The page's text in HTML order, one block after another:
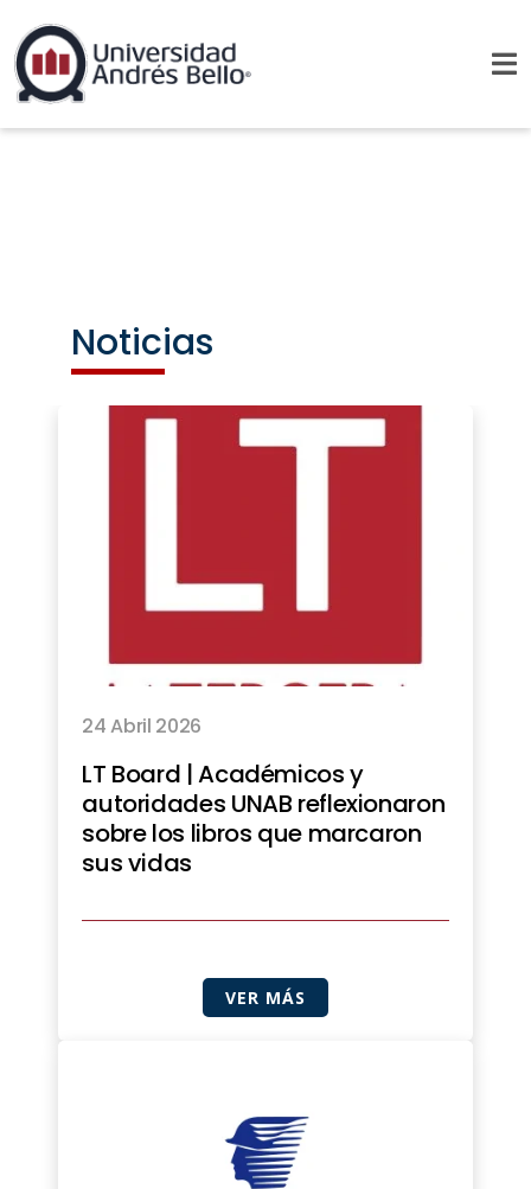
Noticias
24 Abril 2026
LT Board | Académicos y
autoridades UNAB reflexionaron
sobre los libros que marcaron
sus vidas
VER MÁS